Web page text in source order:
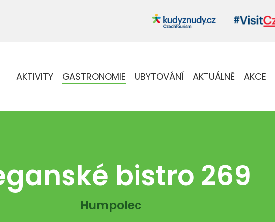
AKTIVITY GASTRONOMIE UBYTOVÁNÍ AKTUÁLNĚ AKCE
bistro 269
Humpolec